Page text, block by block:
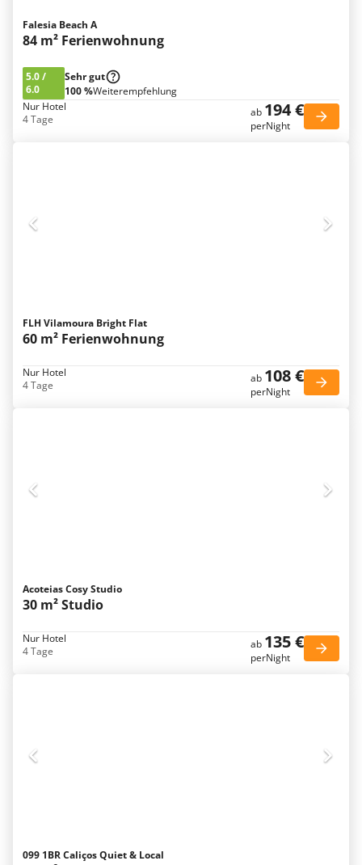
Falesia Beach A
84 m² Ferienwohnung
5.0/
6.0
Sehr gut
100 %Weiterempfehlung
Nur Hotel
4 Tage
ab 194 €
perNight
FLH Vilamoura Bright Flat
60 m² Ferienwohnung
Nur Hotel
4 Tage
ab 108 €
perNight
Acoteias Cosy Studio
30 m² Studio
Nur Hotel
4 Tage
ab 135 €
perNight
099 1BR Caliços Quiet & Local